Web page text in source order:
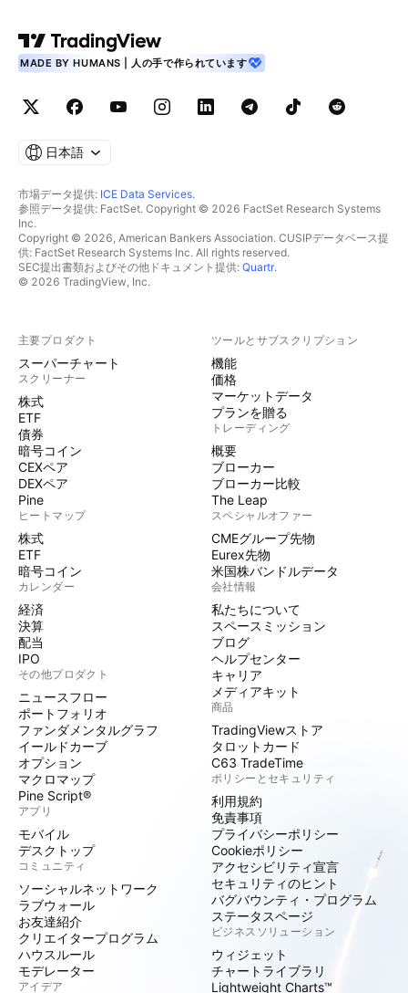
MADE BY HUMANS | 人の手で作られています
日本語
市場データ提供: ICE Data Services.
参照データ提供: FactSet. Copyright © 2026 FactSet Research Systems
Inc.
Copyright © 2026, American Bankers Association. CUSIPデータベース提
供: FactSet Research Systems Inc. All rights reserved.
SEC提出書類およびその他ドキュメント提供: Quartr.
© 2026 TradingView, Inc.
主要プロダクト
スーパーチャート
スクリーナー
株式
ETF
債券
暗号コイン
CEXペア
DEXペア
Pine
ヒートマップ
株式
ETF
暗号コイン
カレンダー
経済
決算
配当
IPO
その他プロダクト
ニュースフロー
ポートフォリオ
ファンダメンタルグラフ
イールドカーブ
オプション
マクロマップ
Pine Script®
アプリ
モバイル
デスクトップ
コミュニティ
ソーシャルネットワーク
ラブウォール
お友達紹介
クリエイタープログラム
ハウスルール
モデレーター
アイデア
ツールとサブスクリプション
機能
価格
マーケットデータ
プランを贈る
トレーディング
概要
ブローカー
ブローカー比較
The Leap
スペシャルオファー
CMEグループ先物
Eurex先物
米国株バンドルデータ
会社情報
私たちについて
スペースミッション
ブログ
ヘルプセンター
キャリア
メディアキット
商品
TradingViewストア
タロットカード
C63 TradeTime
ポリシーとセキュリティ
利用規約
免責事項
プライバシーポリシー
Cookieポリシー
アクセシビリティ宣言
セキュリティのヒント
バグバウンティ・プログラム
ステータスページ
ビジネスソリューション
ウィジェット
チャートライブラリ
Lightweight Charts™